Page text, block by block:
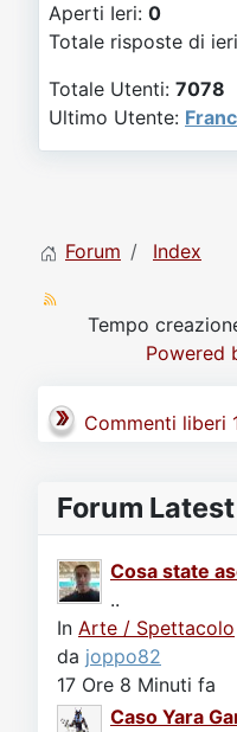
Aperti Ieri: 0
Totale risposte di
Totale Utenti: 7078
Ultimo Utente:
Forum Index
Tempo
Powered
Commenti liberi
Forum Latest
Cosa state
..
In Arte / Spettacolo
da joppo82
17 Ore 8 Minuti fa
Caso Yara